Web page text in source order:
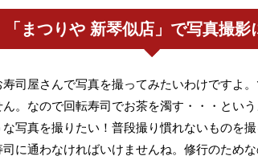
「まつりや 新琴似店」で写真撮影
司屋さんで写真を撮ってみたいわけですよ
。なので回転寿司でお茶を濁す・・・とい
写真を撮りたい！普段撮り慣れないものを撮
に通わなければいけませんね。修行のため